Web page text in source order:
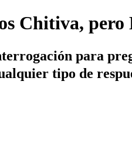
Chitiva, pero
para
tipo de